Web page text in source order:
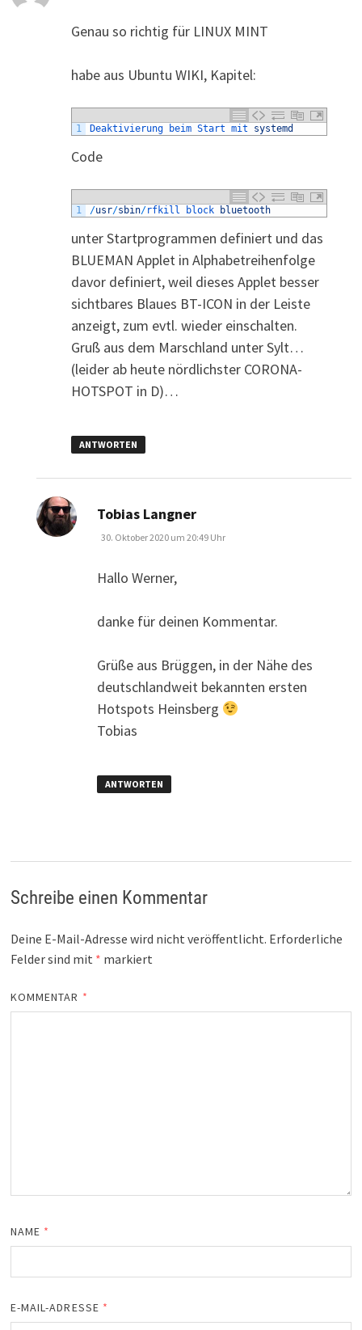
Genau so richtig für LINUX MINT
habe aus Ubuntu WIKI, Kapitel:
1 Deaktivierung beim Start mit systemd
Code
1 /usr/sbin/rfkill block bluetooth
unter Startprogrammen definiert und das
BLUEMAN Applet in Alphabetreihenfolge
davor definiert, weil dieses Applet besser
sichtbares Blaues BT-ICON in der Leiste
anzeigt, zum evtl. wieder einschalten.
Gruß aus dem Marschland unter Sylt…
(leider ab heute nördlichster CORONA-
HOTSPOT in D)…
ANTWORTEN
Tobias Langnersagt:
30. Oktober 2020 um 20:49 Uhr
Hallo Werner,
danke für deinen Kommentar.
Grüße aus Brüggen, in der Nähe des
deutschlandweit bekannten ersten
Hotspots Heinsberg
Tobias
ANTWORTEN
Schreibe einen Kommentar
Deine E-Mail-Adresse wird nicht veröffentlicht. Erforderliche
Felder sind mit * markiert
KOMMENTAR *
NAME *
E-MAIL-ADRESSE *